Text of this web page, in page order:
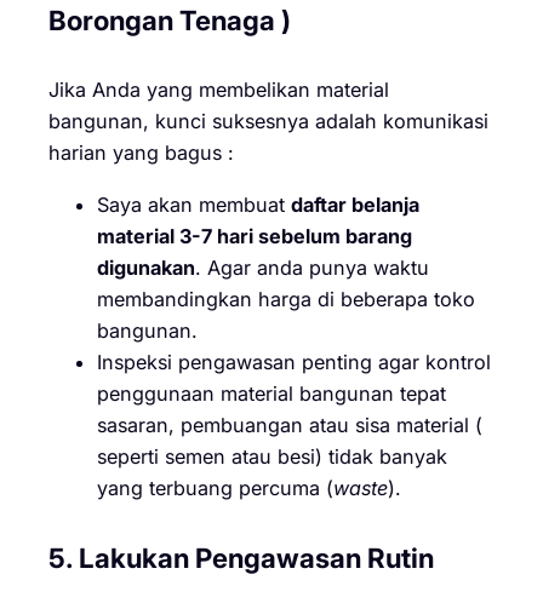
Borongan Tenaga )
Jika Anda yang membelikan material
bangunan, kunci suksesnya adalah komunikasi
harian yang bagus :
Saya akan membuat daftar belanja
material 3-7 hari sebelum barang
digunakan. Agar anda punya waktu
membandingkan harga di beberapa toko
bangunan.
Inspeksi pengawasan penting agar kontrol
penggunaan material bangunan tepat
sasaran, pembuangan atau sisa material (
seperti semen atau besi) tidak banyak
yang terbuang percuma (waste).
5. Lakukan Pengawasan Rutin